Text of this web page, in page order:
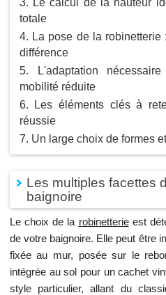
Le calcul de la hauteur
totale
La pose de la
différence
L'adaptation
mobilité réduite
Les éléments clés à
réussie
Un large choix de formes
Les multiples facettes
baignoire
Le choix de la robinetterieest
de votre baignoire. Elle peut être
fixée au mur, posée sur le
intégrée au sol pour un cachet
style particulier, allant du